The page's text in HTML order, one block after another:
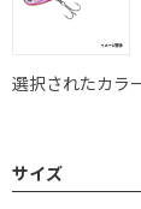
選択されたカラ
サイズ